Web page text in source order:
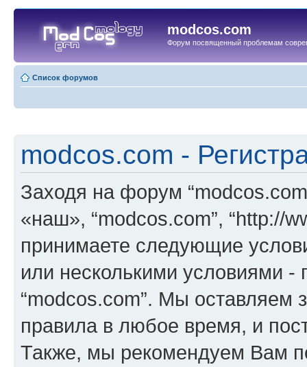
modcos.com
Форум посвященный проблемам
Список форумов
modcos.com -
Заходя на форум
«наш», “modcos.com”, “http://
принимаете следующие
или несколькими условиями
“modcos.com”. Мы оставляем
правила в любое время, и
Также, мы рекомендуем Вам